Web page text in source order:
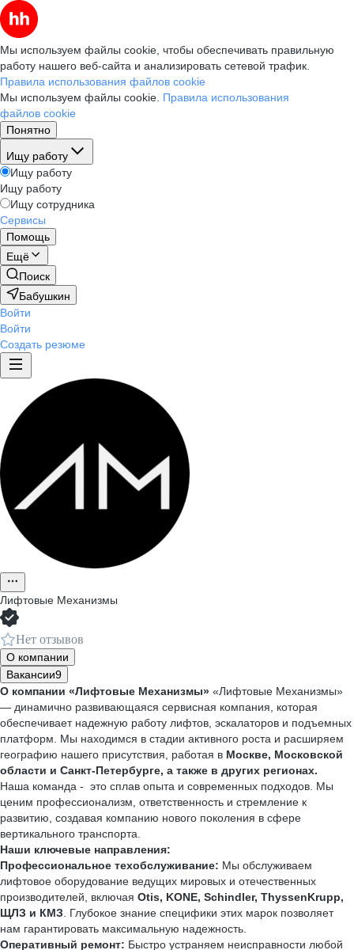
Мы используем файлы cookie, чтобы обеспечивать правильную
работу нашего веб-сайта и анализировать сетевой трафик.
Правила использования файлов cookie
Мы используем файлы cookie. Правила использования
файлов cookie
Понятно
Ищу работу
Ищу работу
Ищу работу
Ищу сотрудника
Сервисы
Помощь
Ещё
Поиск
Бабушкин
Войти
Войти
Создать резюме
Лифтовые Механизмы
Нет отзывов
О компании
Вакансии9
О компании «Лифтовые Механизмы» «Лифтовые Механизмы»
— динамично развивающаяся сервисная компания, которая
обеспечивает надежную работу лифтов, эскалаторов и подъемных
платформ. Мы находимся в стадии активного роста и расширяем
географию нашего присутствия, работая в Москве, Московской
области и Санкт-Петербурге, а также в других регионах.
Наша команда - это сплав опыта и современных подходов. Мы
ценим профессионализм, ответственность и стремление к
развитию, создавая компанию нового поколения в сфере
вертикального транспорта.
Наши ключевые направления:
Профессиональное техобслуживание: Мы обслуживаем
лифтовое оборудование ведущих мировых и отечественных
производителей, включая Otis, KONE, Schindler, ThyssenKrupp,
ЩЛЗ и КМЗ . Глубокое знание специфики этих марок позволяет
нам гарантировать максимальную надежность.
Оперативный ремонт: Быстро устраняем неисправности любой